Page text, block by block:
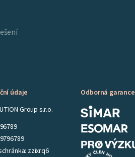
údaje
Group s.r.o.
zzixrq6
Odborná garance